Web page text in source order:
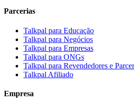
Parcerias
Talkpal para Educação
Talkpal para Negócios
Talkpal para Empresas
Talkpal para ONGs
Talkpal para Revendedores e
Talkpal Afiliado
Empresa